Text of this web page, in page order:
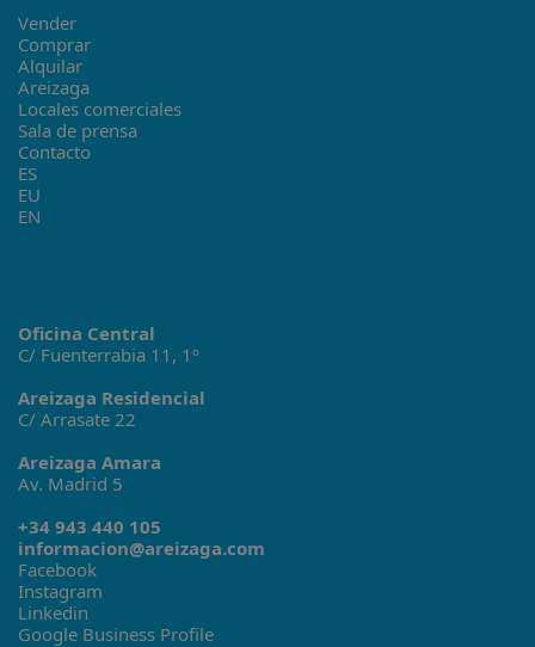
Vender
Comprar
Alquilar
Areizaga
Locales comerciales
Sala de prensa
Contacto
ES
EU
EN
Oficina Central
C/ Fuenterrabia 11, 1º
Areizaga Residencial
C/ Arrasate 22
Areizaga Amara
Av. Madrid 5
+34 943 440 105
informacion@areizaga.com
Facebook
Instagram
Linkedin
Google Business Profile